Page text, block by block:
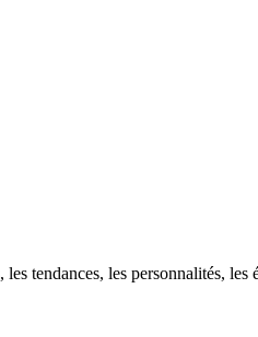
tendances, les personnalités, les